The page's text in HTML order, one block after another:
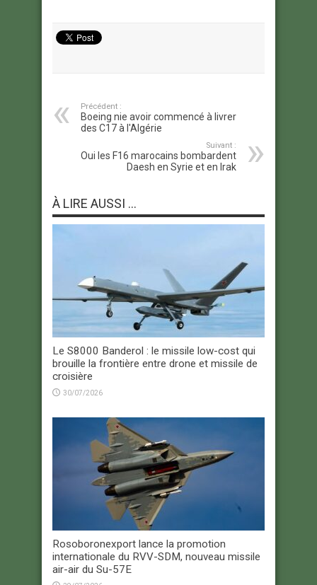
Précédent :
Boeing nie avoir commencé à livrer
des C17 à l'Algérie
Suivant :
Oui les F16 marocains bombardent
Daesh en Syrie et en Irak
À LIRE AUSSI ...
Le S8000 Banderol : le missile low-cost qui
brouille la frontière entre drone et missile de
croisière
30/07/2026
Rosoboronexport lance la promotion
internationale du RVV-SDM, nouveau missile
air-air du Su-57E